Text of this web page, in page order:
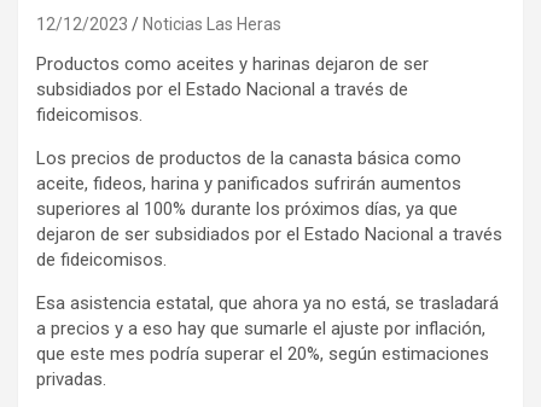
12/12/2023 Noticias Las Heras
Productos como aceites y harinas dejaron de ser
subsidiados por el Estado Nacional a través de
fideicomisos.
Los precios de productos de la canasta básica como
aceite, fideos, harina y panificados sufrirán aumentos
superiores al 100% durante los próximos días, ya que
dejaron de ser subsidiados por el Estado Nacional a través
de fideicomisos.
Esa asistencia estatal, que ahora ya no está, se trasladará
a precios y a eso hay que sumarle el ajuste por inflación,
que este mes podría superar el 20%, según estimaciones
privadas.